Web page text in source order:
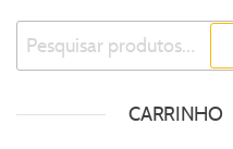
CARRINHO